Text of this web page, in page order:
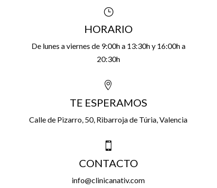
}
HORARIO
De lunes a viernes de 9:00h a 13:30h y 16:00h a
20:30h

TE ESPERAMOS
Calle de Pizarro, 50, Ribarroja de Túria, Valencia

CONTACTO
info@clinicanativ.com